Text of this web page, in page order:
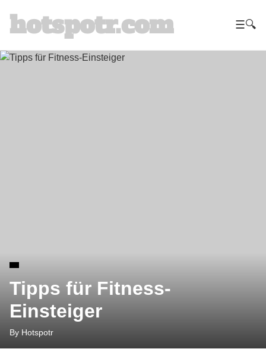
hotspotr.com ☰🔍
Tipps für Fitness-
Einsteiger
By Hotspotr